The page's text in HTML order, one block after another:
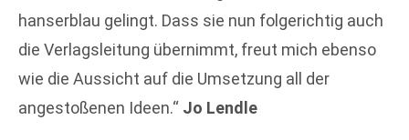
hanserblau gelingt. Dass sie nun folgerichtig auch
die Verlagsleitung übernimmt, freut mich ebenso
wie die Aussicht auf die Umsetzung all der
angestoßenen Ideen.“ Jo Lendle